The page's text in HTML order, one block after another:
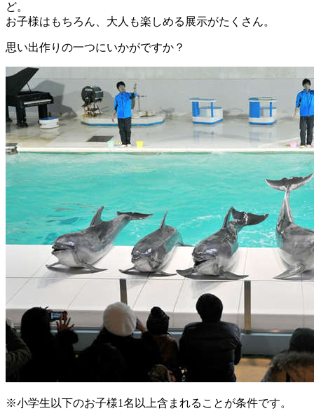
ど。
お子様はもちろん、大人も楽しめる展示がたくさん。
思い出作りの一つにいかがですか？
※小学生以下のお子様1名以上含まれることが条件です。